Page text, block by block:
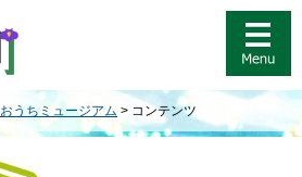
おうちミュージアム > コンテンツ